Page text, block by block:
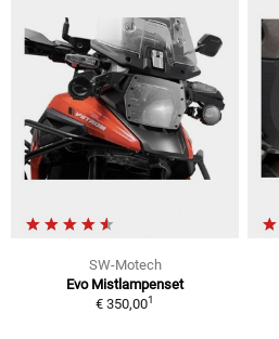
SW-Motech
Evo Mistlampenset
€ 350,001